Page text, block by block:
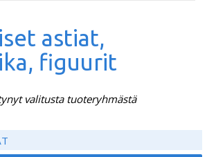
astiat,
figuurit
valitusta tuoteryhmästä